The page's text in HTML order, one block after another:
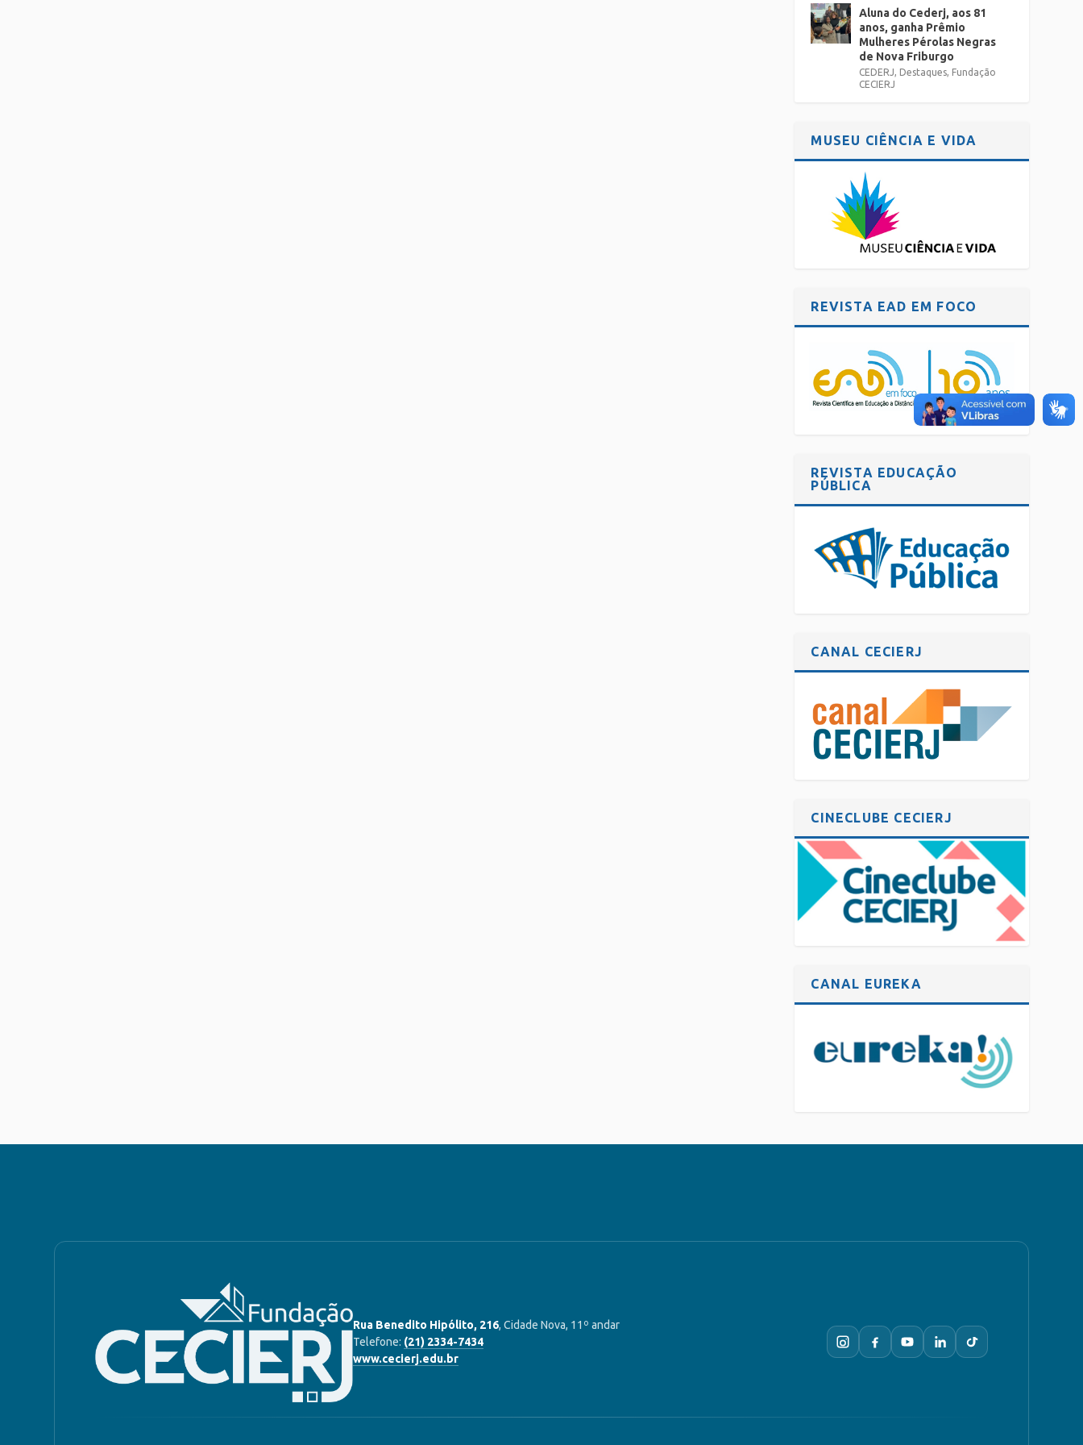
Aluna do Cederj, aos 81
anos, ganha Prêmio
Mulheres Pérolas Negras
de Nova Friburgo
CEDERJ, Destaques, Fundação
CECIERJ
MUSEU CIÊNCIA E VIDA
REVISTA EAD EM FOCO
REVISTA EDUCAÇÃO
PÚBLICA
CANAL CECIERJ
CINECLUBE CECIERJ
CANAL EUREKA
Rua Benedito Hipólito, 216, Cidade Nova, 11º andar
Telefone: (21) 2334-7434
www.cecierj.edu.br